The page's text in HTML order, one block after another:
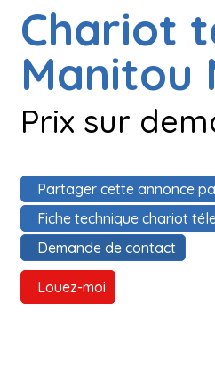
Chariot
Manitou
Prix sur
Demande de contact
Partager cette annonce
Fiche technique chariot
Louez-moi